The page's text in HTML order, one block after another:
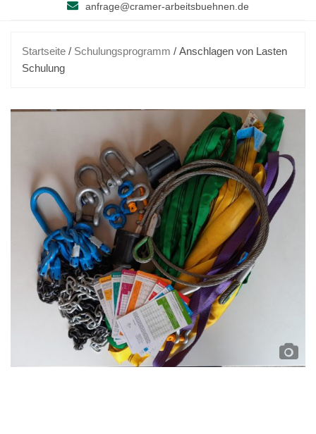
anfrage@cramer-arbeitsbuehnen.de
Startseite / Schulungsprogramm / Anschlagen von Lasten
Schulung